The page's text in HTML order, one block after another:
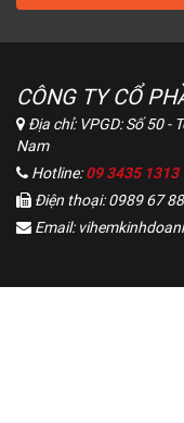
CÔNG TY CỔ
Địa chỉ: VPGD: Số 50 -
Nam
Hotline:09 3435 1313
Điện thoại:0989 67
Email: